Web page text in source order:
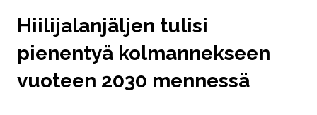
Hiilijalanjäljen tulisi
pienentyä kolmannekseen
vuoteen 2030 mennessä